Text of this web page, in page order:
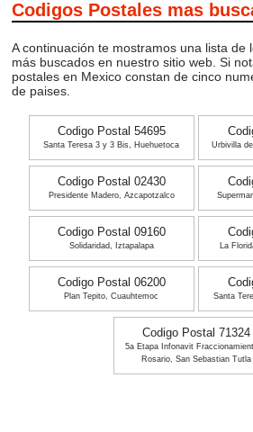
Codigos Postales mas
A continuación te mostramos una lista de
más buscados en nuestro sitio web. Si
postales en Mexico constan de cinco
de paises.
Codigo Postal 54695
Santa Teresa 3 y 3 Bis, Huehuetoca Urbivilla
Codigo Postal 02430
Presidente Madero, Azcapotzalco
Codigo Postal 09160
Solidaridad, Iztapalapa La
Codigo Postal 06200
Plan Tepito, Cuauhtemoc Santa
Codigo Postal 71324
5a Etapa Infonavit
Rosario, San Sebastian Tutla